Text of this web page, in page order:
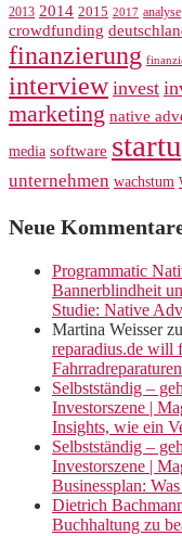
2013 2014 2015 2017 analyse
crowdfunding
finanzierung
interview invest
marketing native
media software
unternehmen wachstum
Neue
Programmatic
Bannerblindheit
Studie: Native
Martina Weisserzu
reparadius.de will
Selbstständig –
Investorszene |
Insights, wie ein
Selbstständig –
Investorszene |
Businessplan:
Dietrich
Buchhaltung zu